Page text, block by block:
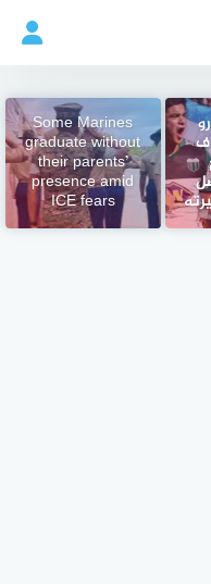
Some Marines
graduate without
their parents’
presence amid
ICE fears